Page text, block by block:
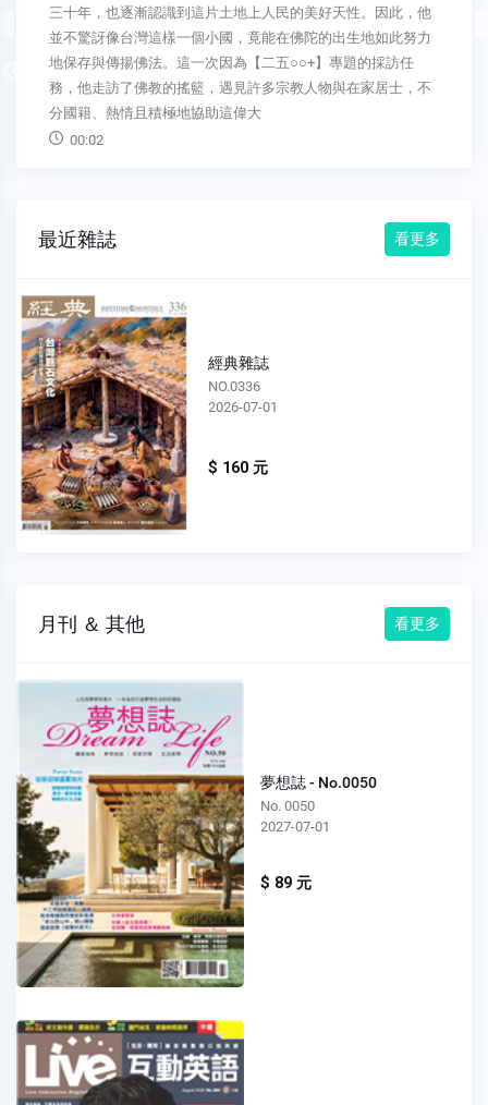
Previous
誠摯的話與所有經典的朋友共同分享
00:08
最近雜誌 看更多
經典雜誌
NO.0335
2026-06-01
$ 160 元
月刊 ＆ 其他 看更多
夢想誌 - No.0050
No. 0050
2027-07-01
$ 89 元